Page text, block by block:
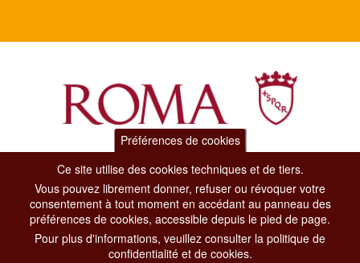
Dipartimento Grandi Eventi, Sport, Turismo e Moda.
00187 Roma
CONTACT CENTER TEL. 06 06 08
CONTATTA LA REDAZIONE
Préférences de cookies
Ce site utilise des cookies techniques et de tiers.
Vous pouvez librement donner, refuser ou révoquer votre
consentement à tout moment en accédant au panneau des
préférences de cookies, accessible depuis le pied de page.
Pour plus d'informations, veuillez consulter la politique de
confidentialité et de cookies.